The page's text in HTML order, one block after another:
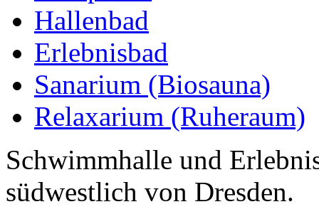
Hallenbad
Erlebnisbad
Sanarium (Biosauna)
Relaxarium (Ruheraum)
Schwimmhalle und
südwestlich von Dresden.